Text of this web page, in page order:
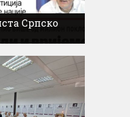
Српско